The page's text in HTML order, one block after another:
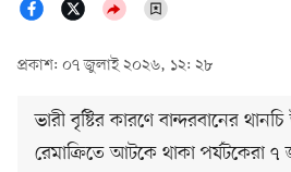
প্রকাশ: ০৭ জুলাই ২০২৬, ১২: ২৮
ভারী বৃষ্টির কারণে বান্দরবানের
রেমাক্রিতে আটকে থাকা পর্যটকেরা